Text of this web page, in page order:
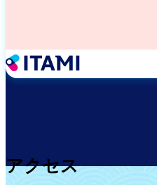
アクセス